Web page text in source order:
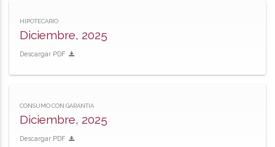
HIPOTECARIO
Diciembre, 2025
Descargar PDF
CONSUMO CON GARANTIA
Diciembre, 2025
Descargar PDF